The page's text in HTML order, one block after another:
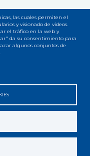
Mapa web
las cuales permiten el
y visionado de vídeos.
el tráfico en la web y
da su consentimiento para
algunos conjuntos de